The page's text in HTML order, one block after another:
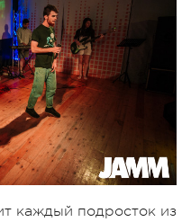
каждый подросток из